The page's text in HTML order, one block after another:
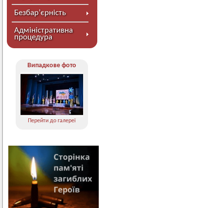
Безбар’єрність
Адміністративна
процедура
Випадкове фото
Перейти до галереї